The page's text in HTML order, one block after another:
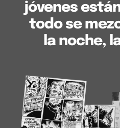
jóvenes
todo se
la noche,